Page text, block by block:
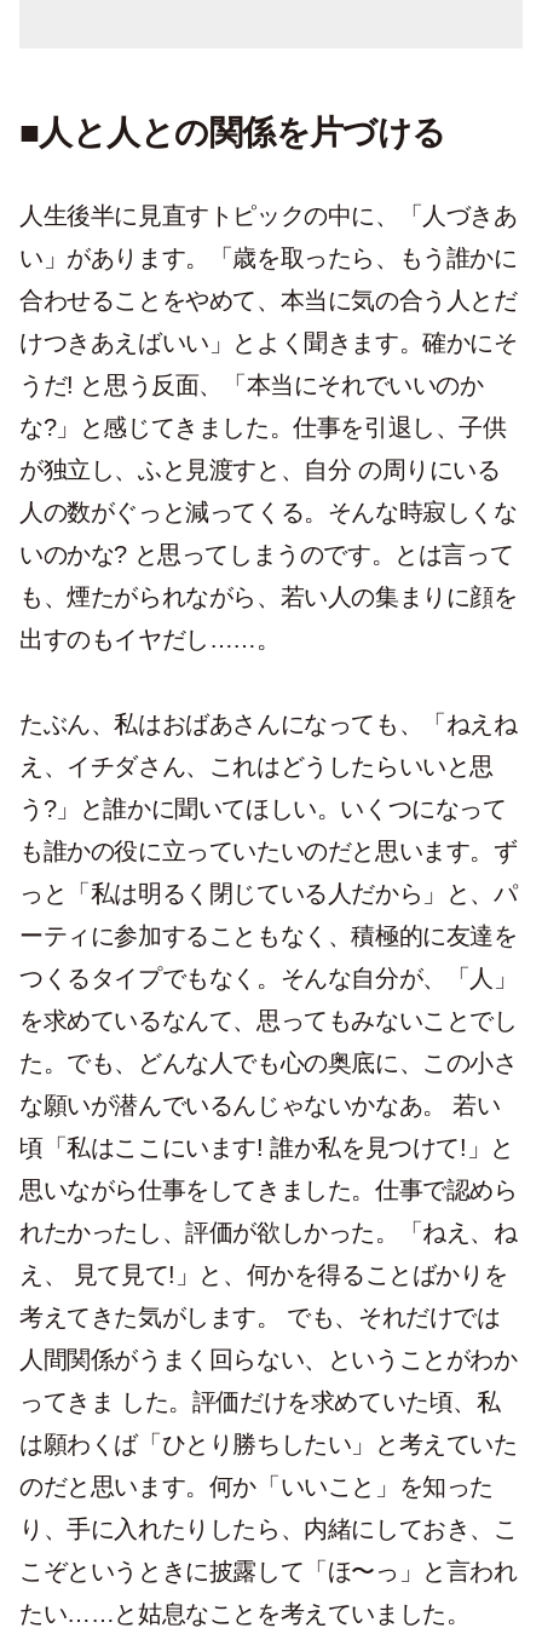
■人と人との関係を片づける
人生後半に見直すトピックの中に、「人づきあ
い」があります。「歳を取ったら、もう誰かに
合わせることをやめて、本当に気の合う人とだ
けつきあえばいい」とよく聞きます。確かにそ
うだ! と思う反面、「本当にそれでいいのか
な?」と感じてきました。仕事を引退し、子供
が独立し、ふと見渡すと、自分 の周りにいる
人の数がぐっと減ってくる。そんな時寂しくな
いのかな? と思ってしまうのです。とは言って
も、煙たがられながら、若い人の集まりに顔を
出すのもイヤだし……。
たぶん、私はおばあさんになっても、「ねえね
え、イチダさん、これはどうしたらいいと思
う?」と誰かに聞いてほしい。いくつになって
も誰かの役に立っていたいのだと思います。ず
っと「私は明るく閉じている人だから」と、パ
ーティに参加することもなく、積極的に友達を
つくるタイプでもなく。そんな自分が、「人」
を求めているなんて、思ってもみないことでし
た。でも、どんな人でも心の奥底に、この小さ
な願いが潜んでいるんじゃないかなあ。 若い
頃「私はここにいます! 誰か私を見つけて!」と
思いながら仕事をしてきました。仕事で認めら
れたかったし、評価が欲しかった。「ねえ、ね
え、 見て見て!」と、何かを得ることばかりを
考えてきた気がします。 でも、それだけでは
人間関係がうまく回らない、ということがわか
ってきま した。評価だけを求めていた頃、私
は願わくば「ひとり勝ちしたい」と考えていた
のだと思います。何か「いいこと」を知った
り、手に入れたりしたら、内緒にしておき、こ
こぞというときに披露して「ほ〜っ」と言われ
たい……と姑息なことを考えていました。